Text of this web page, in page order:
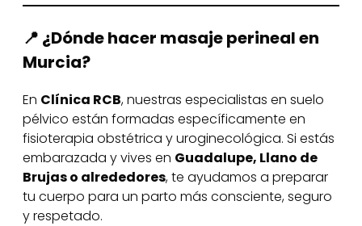
📍 ¿Dónde hacer masaje perineal en
Murcia?
En Clínica RCB, nuestras especialistas en suelo
pélvico están formadas específicamente en
fisioterapia obstétrica y uroginecológica. Si estás
embarazada y vives en Guadalupe, Llano de
Brujas o alrededores, te ayudamos a preparar
tu cuerpo para un parto más consciente, seguro
y respetado.